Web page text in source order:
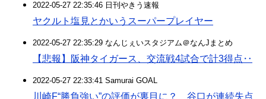
2022-05-27 22:35:46 日刊やきう速報
ヤクルト塩見とかいうスーパープレイヤー
2022-05-27 22:35:29 なんじぇいスタジアム＠なんJまとめ
【悲報】阪神タイガース、交流戦4試合で計3得点‥
2022-05-27 22:33:41 Samurai GOAL
川崎F“勝負強い”の評価が裏目に？ 谷口が連続失点